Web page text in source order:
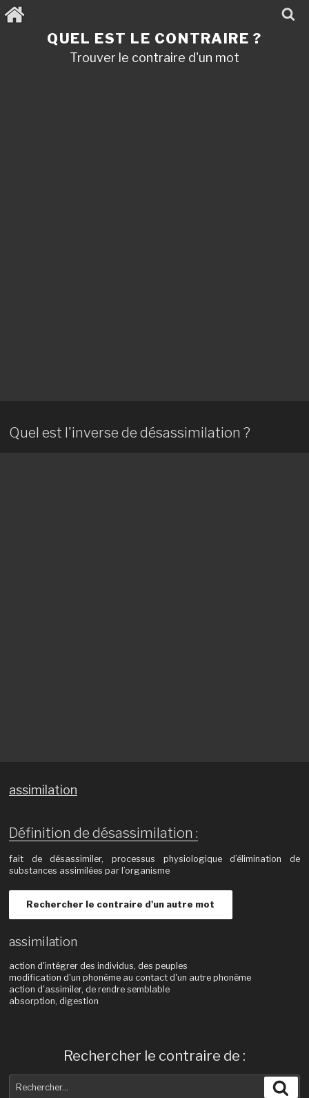
Aller
au
QUEL EST LE CONTRAIRE ?
Trouver le contraire d'un mot
Quel est l'inverse de désassimilation ?
assimilation
Définition de désassimilation :
fait de désassimiler, processus physiologique d’élimination de
substances assimilées par l’organisme
Rechercher le contraire d'un autre mot
assimilation
action d'intégrer des individus, des peuples
modification d'un phonème au contact d'un autre phonème
action d'assimiler, de rendre semblable
absorption, digestion
Rechercher le contraire de :
pour